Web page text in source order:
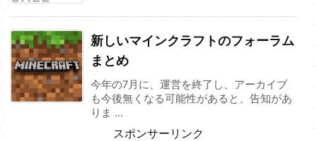
新しいマインクラフトのフォーラム
まとめ
今年の7月に、運営を終了し、アーカイブ
も今後無くなる可能性があると、告知があ
りま ...
スポンサーリンク